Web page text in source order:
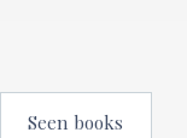
Seen books